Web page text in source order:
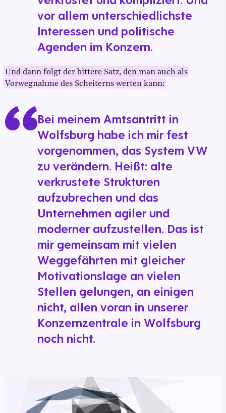
vor allem unterschiedlichste
Interessen und politische
Agenden im Konzern.
Und dann folgt der bittere Satz, den man auch als
Vorwegnahme des Scheiterns werten kann:
Bei meinem Amtsantritt in
Wolfsburg habe ich mir fest
vorgenommen, das System VW
zu verändern. Heißt: alte
verkrustete Strukturen
aufzubrechen und das
Unternehmen agiler und
moderner aufzustellen. Das ist
mir gemeinsam mit vielen
Weggefährten mit gleicher
Motivationslage an vielen
Stellen gelungen, an einigen
nicht, allen voran in unserer
Konzernzentrale in Wolfsburg
noch nicht.